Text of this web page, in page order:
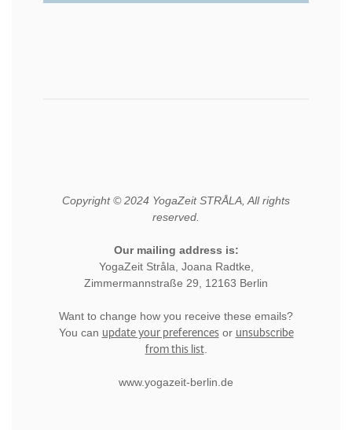
Copyright © 2024 YogaZeit STRÅLA, All rights
reserved.
Our mailing address is:
YogaZeit Stråla, Joana Radtke,
Zimmermannstraße 29, 12163 Berlin
Want to change how you receive these emails?
You can update your preferencesor unsubscribe
from this list.
www.yogazeit-berlin.de